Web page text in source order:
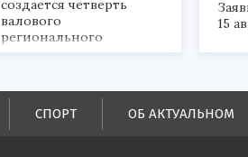
создается четверть
валового
регионального
продукта и
поступлений в
бюджеты всех уровней.
15
СПОРТ ОБ АКТУАЛЬНОМ